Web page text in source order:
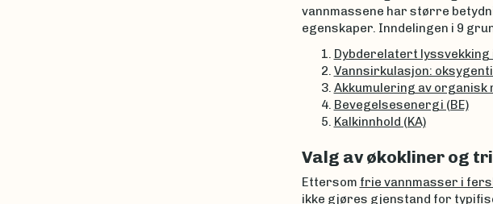
vannmassene har større
egenskaper. Inndelingen i 9
Dybderelatert lyssvekking i
Vannsirkulasjon:
Akkumulering av organisk
Bevegelsesenergi (BE)
Kalkinnhold (KA)
Valg av økokliner og
Ettersom frie vannmasser i
ikke gjøres gjenstand for